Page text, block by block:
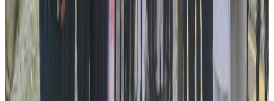
टेक्नोलोजी ( एआइबिटी)ले अहिलेसम्म आधिकारिक धारणा
सार्वजनिक गरेको छैन । तर, नेपाल ट्युब अष्ट्रेलियासंग कुरा गर्दै
कलेजका गुनासो सुन्ने विभागका प्रमुख शान ज्याकसनले विद्यार्थीहरुकाे
गुनासा छिट्टै सामाधान गरिने दावी गर्नुभयो ।
कलेजबारे फैलिएको हल्लाको पछाडी नलाग्न आग्रह गर्दै ज्याकसनले